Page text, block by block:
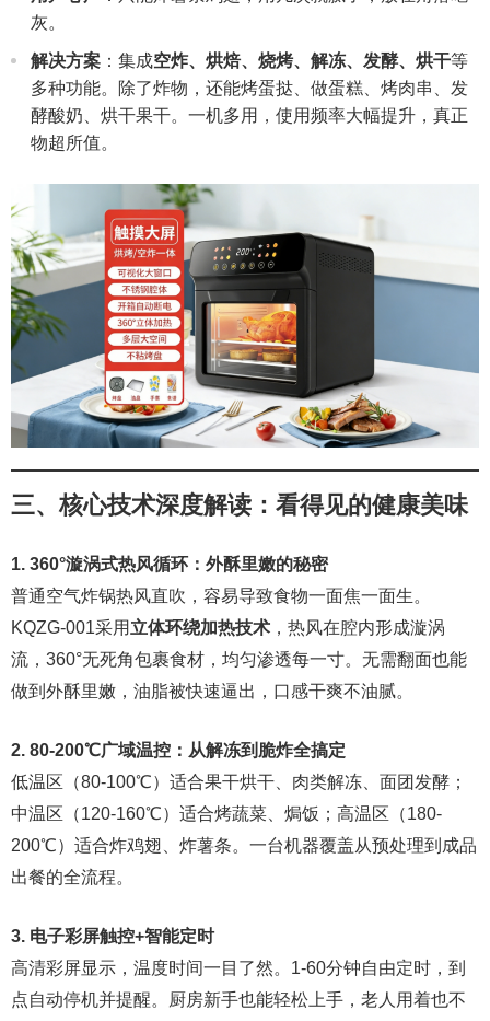
灰。
解决方案 ：集成空炸、烘焙、烧烤、解冻、发酵、烘干等
多种功能。除了炸物，还能烤蛋挞、做蛋糕、烤肉串、发
酵酸奶、烘干果干。一机多用，使用频率大幅提升，真正
物超所值。
三、核心技术深度解读：看得见的健康美味
1. 360°漩涡式热风循环：外酥里嫩的秘密
普通空气炸锅热风直吹，容易导致食物一面焦一面生。
KQZG-001采用 立体环绕加热技术 ，热风在腔内形成漩涡
流，360°无死角包裹食材，均匀渗透每一寸。无需翻面也能
做到外酥里嫩，油脂被快速逼出，口感干爽不油腻。
2. 80-200℃广域温控：从解冻到脆炸全搞定
低温区（80-100℃）适合果干烘干、肉类解冻、面团发酵；
中温区（120-160℃）适合烤蔬菜、焗饭；高温区（180-
200℃）适合炸鸡翅、炸薯条。一台机器覆盖从预处理到成品
出餐的全流程。
3. 电子彩屏触控+智能定时
高清彩屏显示，温度时间一目了然。1-60分钟自由定时，到
点自动停机并提醒。厨房新手也能轻松上手，老人用着也不